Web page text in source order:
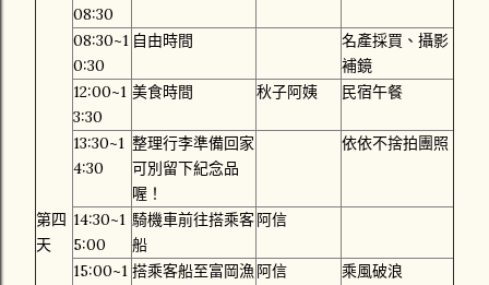
第四
天
08:30
08:30~1
0:30
自由時間
名產採買、攝影
補鏡
12:00~1
3:30
美食時間 秋子阿姨 民宿午餐
13:30~1
4:30
整理行李準備回家
可別留下紀念品
喔！
依依不捨拍團照
14:30~1
5:00
騎機車前往搭乘客
船
阿信
15:00~1 搭乘客船至富岡漁 阿信 乘風破浪